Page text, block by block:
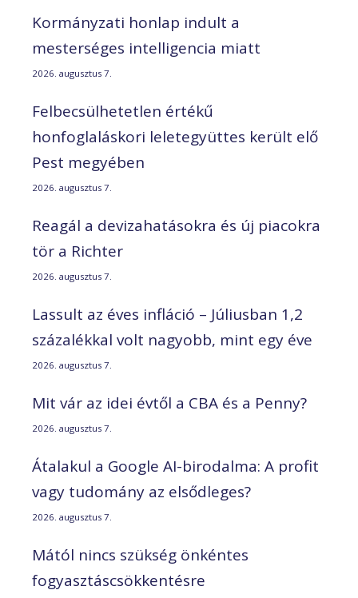
Kormányzati honlap indult a
mesterséges intelligencia miatt
2026. augusztus 7.
Felbecsülhetetlen értékű
honfoglaláskori leletegyüttes került elő
Pest megyében
2026. augusztus 7.
Reagál a devizahatásokra és új piacokra
tör a Richter
2026. augusztus 7.
Lassult az éves infláció – Júliusban 1,2
százalékkal volt nagyobb, mint egy éve
2026. augusztus 7.
Mit vár az idei évtől a CBA és a Penny?
2026. augusztus 7.
Átalakul a Google AI-birodalma: A profit
vagy tudomány az elsődleges?
2026. augusztus 7.
Mától nincs szükség önkéntes
fogyasztáscsökkentésre